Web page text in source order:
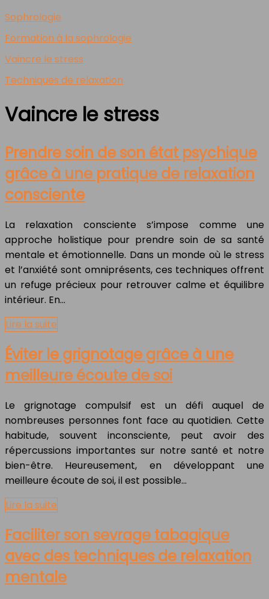
Sophrologie
Formation à la sophrologie
Vaincre le stress
Techniques de relaxation
Vaincre le stress
Prendre soin de son état psychique
grâce à une pratique de relaxation
consciente
La relaxation consciente s’impose comme une
approche holistique pour prendre soin de sa santé
mentale et émotionnelle. Dans un monde où le stress
et l’anxiété sont omniprésents, ces techniques offrent
un refuge précieux pour retrouver calme et équilibre
intérieur. En…
Lire la suite
Éviter le grignotage grâce à une
meilleure écoute de soi
Le grignotage compulsif est un défi auquel de
nombreuses personnes font face au quotidien. Cette
habitude, souvent inconsciente, peut avoir des
répercussions importantes sur notre santé et notre
bien-être. Heureusement, en développant une
meilleure écoute de soi, il est possible…
Lire la suite
Faciliter son sevrage tabagique
avec des techniques de relaxation
mentale